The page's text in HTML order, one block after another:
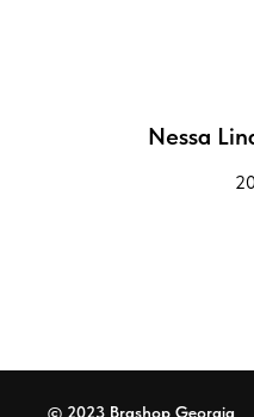
Nessa
© 2023 Brashop Georgia